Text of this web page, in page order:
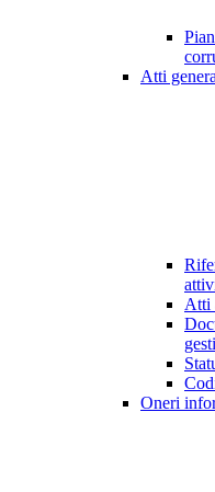
Atti
Atti
Oneri